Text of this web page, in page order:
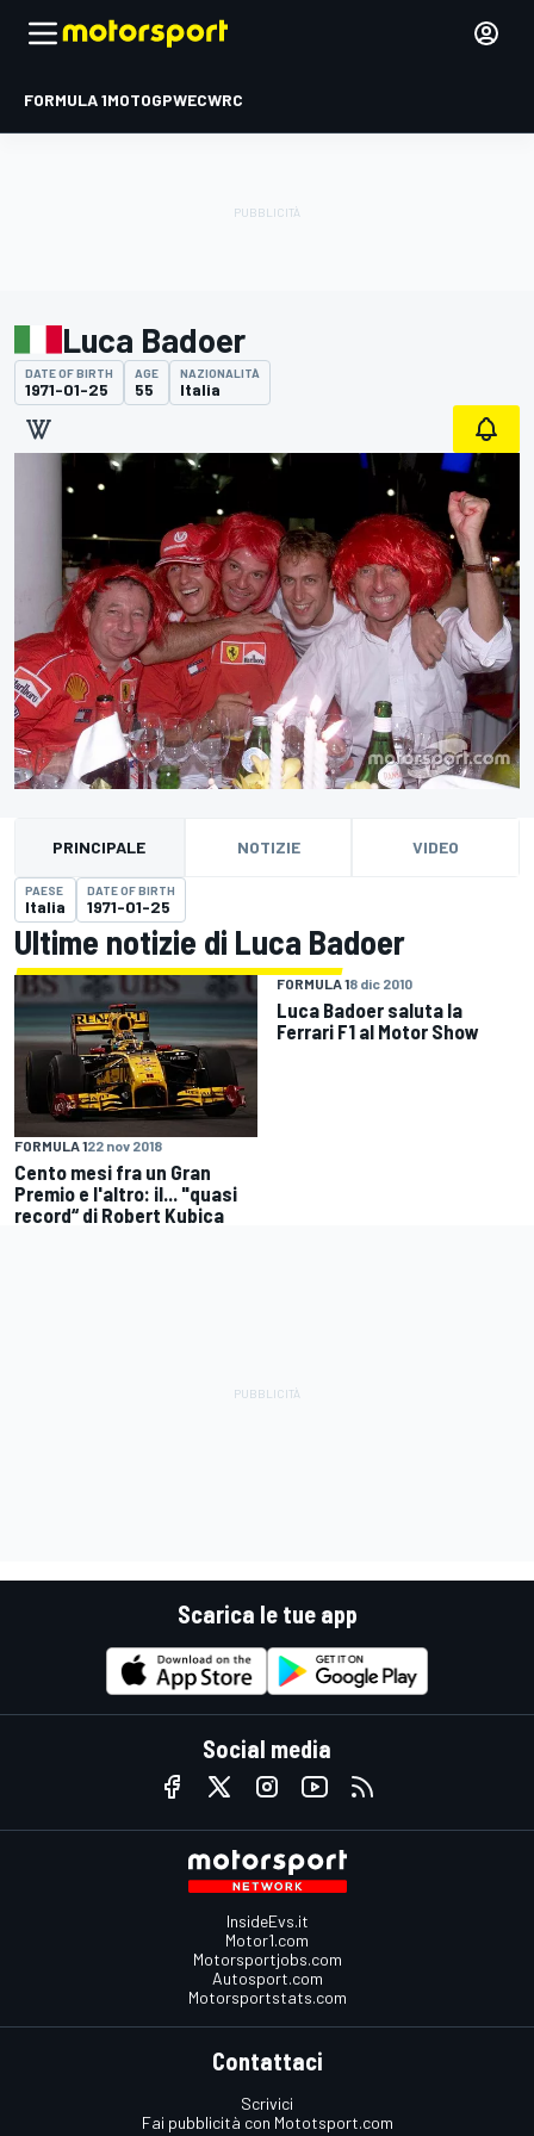
FORMULA 1MOTOGPWECWRC
Luca Badoer
DATE OF BIRTH
1971-01-25
AGE
55
NAZIONALITÀ
Italia
PRINCIPALE NOTIZIE VIDEO
PAESE
Italia
DATE OF BIRTH
1971-01-25
Ultime notizie di Luca Badoer
FORMULA 122 nov 2018
Cento mesi fra un Gran
Premio e l'altro: il... "quasi
record“ di Robert Kubica
FORMULA 18 dic 2010
Luca Badoer saluta la
Ferrari F1 al Motor Show
Scarica le tue app
Social media
InsideEvs.it
Motor1.com
Motorsportjobs.com
Autosport.com
Motorsportstats.com
Contattaci
Scrivici
Fai pubblicità con Mototsport.com